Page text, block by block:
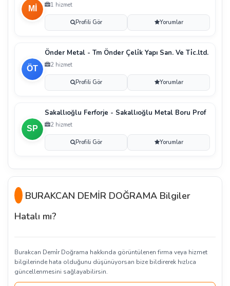
1 hizmet
Profili Gör Yorumlar
Önder Metal - Tm Önder Çeli̇k Yapı San. Ve Ti̇c.ltd.
2 hizmet
Profili Gör Yorumlar
Sakallıoğlu Ferforje - Sakallıoğlu Metal Boru Prof
2 hizmet
Profili Gör Yorumlar
BURAKCAN DEMİR DOĞRAMA Bilgiler
Hatalı mı?
Burakcan Demi̇r Doğrama hakkında görüntülenen firma veya hizmet
bilgilerinde hata olduğunu düşünüyorsan bize bildirerek hızlıca
güncellenmesini sağlayabilirsin.